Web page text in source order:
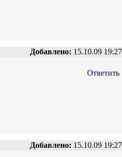
Добавлено: 15.10.09 19:27
Ответить
Добавлено: 15.10.09 19:27